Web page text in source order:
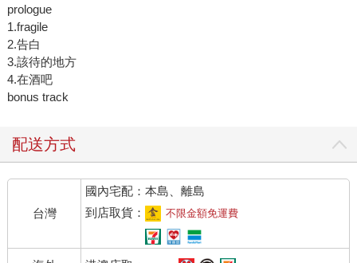
prologue
1.fragile
2.告白
3.該待的地方
4.在酒吧
bonus track
配送方式
台灣
國內宅配：本島、離島
到店取貨：
不限金額免運費